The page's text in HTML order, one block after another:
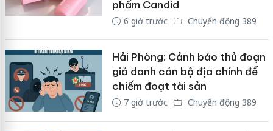
phẩm Candid
6 giờ trước Chuyển động 389
Hải Phòng: Cảnh báo thủ đoạn
giả danh cán bộ địa chính để
chiếm đoạt tài sản
7 giờ trước Chuyển động 389